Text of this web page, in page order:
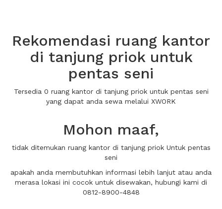
Rekomendasi ruang kantor
di tanjung priok untuk
pentas seni
Tersedia 0 ruang kantor di tanjung priok untuk pentas seni
yang dapat anda sewa melalui XWORK
Mohon maaf,
tidak ditemukan ruang kantor di tanjung priok Untuk pentas
seni
apakah anda membutuhkan informasi lebih lanjut atau anda
merasa lokasi ini cocok untuk disewakan, hubungi kami di
0812-8900-4848